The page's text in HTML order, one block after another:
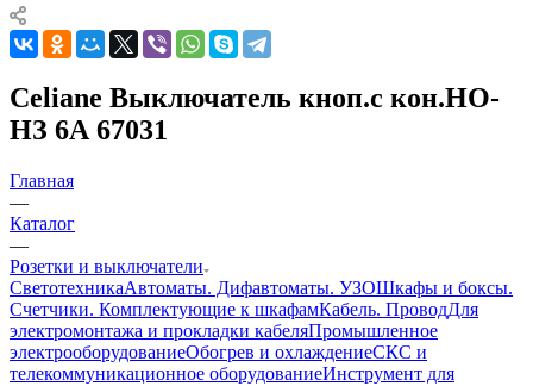
Celiane Выключатель кноп.с кон.НО-
НЗ 6А 67031
Главная
—
Каталог
—
Розетки и выключатели
СветотехникаАвтоматы. Дифавтоматы. УЗОШкафы и боксы.
Счетчики. Комплектующие к шкафамКабель. ПроводДля
электромонтажа и прокладки кабеляПромышленное
электрооборудованиеОбогрев и охлаждениеСКС и
телекоммуникационное оборудованиеИнструмент для